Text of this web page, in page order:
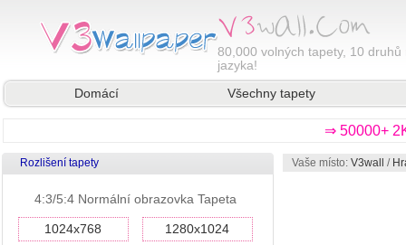
80,000 volných tapety, 10 druhů
jazyka!
Domácí
Všechny tapety
⇒ 50000+
Rozlišení tapety
4:3/5:4 Normální obrazovka Tapeta
1024x768 1280x1024
Vaše místo: V3wall /